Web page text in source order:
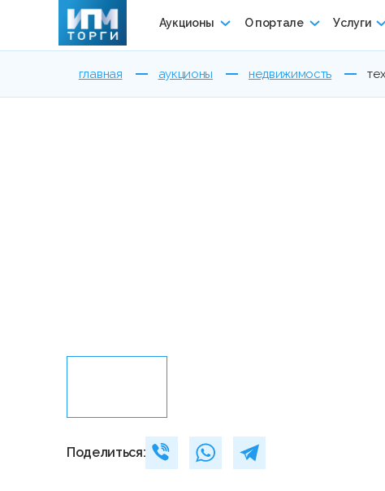
Аукционы О портале Услуги
главная аукционы недвижимость
Поделиться: